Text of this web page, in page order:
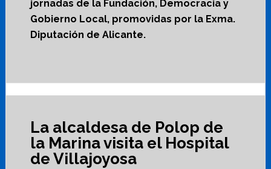
jornadas de la Fundación, Democracia y
Gobierno Local, promovidas por la Exma.
Diputación de Alicante.
La alcaldesa de Polop de
la Marina visita el Hospital
de Villajoyosa